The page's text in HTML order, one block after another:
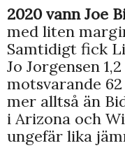
2020 vann Joe
med liten
Samtidigt fick
Jo Jorgensen
motsvarande
mer alltså än
i Arizona och
ungefär lika